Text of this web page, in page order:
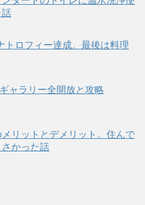
話
トロフィー達成。最後は料理
ャラリー全開放と攻略
リットとデメリット。住んで
かった話